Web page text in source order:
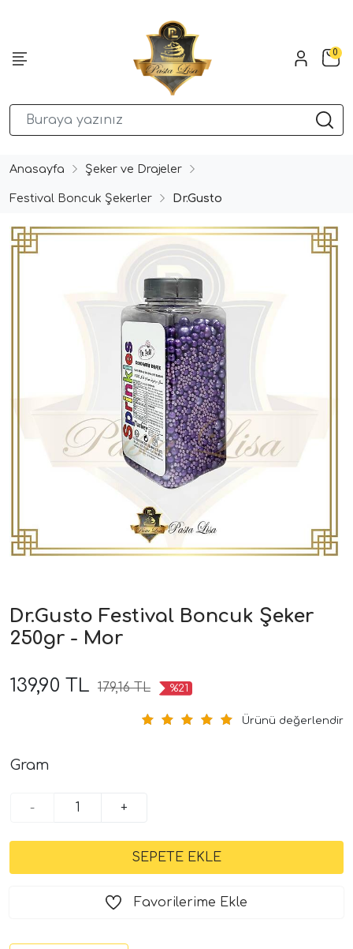
0
Anasayfa Şeker ve Drajeler
Festival Boncuk Şekerler Dr.Gusto
Dr.Gusto Festival Boncuk Şeker
250gr - Mor
139,90 TL 179,16 TL %21
Ürünü değerlendir
Gram
- +
Favorilerime Ekle